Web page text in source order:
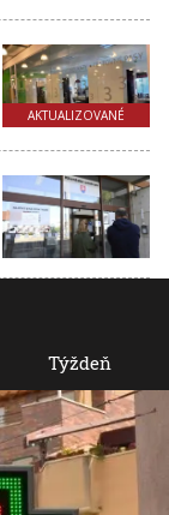
AKTUALIZOVANÉ
Týždeň